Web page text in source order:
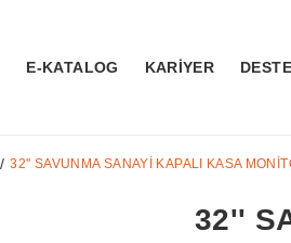
E-KATALOG KARİYER
32'' SAVUNMA SANAYİ KAPALI KASA
32''